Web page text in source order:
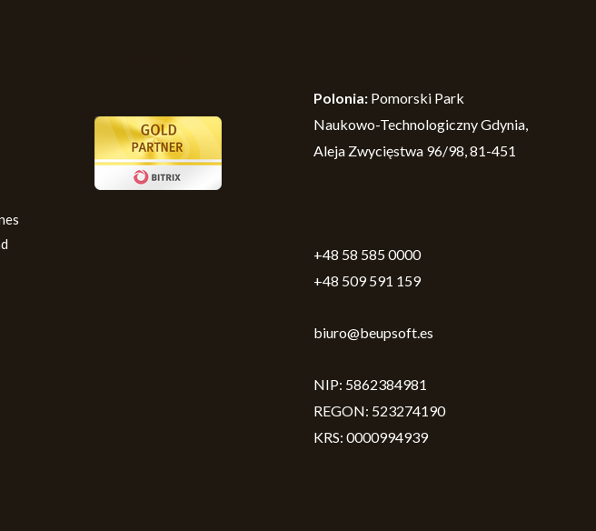
Polonia: Pomorski Park
Naukowo-Technologiczny Gdynia,
Aleja Zwycięstwa 96/98, 81-451
+48 58 585 0000
+48 509 591 159
biuro@beupsoft.es
NIP: 5862384981
REGON: 523274190
KRS: 0000994939